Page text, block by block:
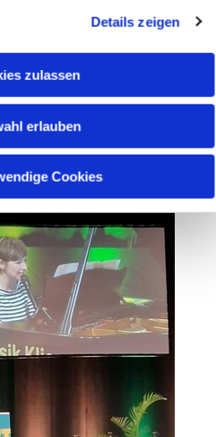
Details zeigen
zulassen
erlauben
Cookies
Ev.-luth Kirchengemeinde